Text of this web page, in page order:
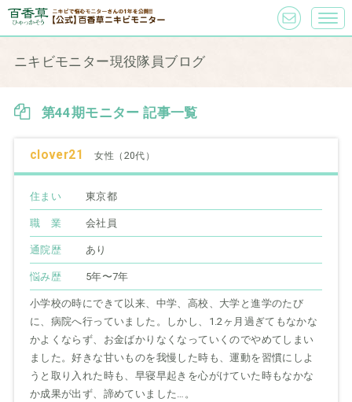
ニキビモニター現役隊員ブログ
第44期モニター 記事一覧
clover21 女性（20代）
住まい 東京都
職 業 会社員
通院歴 あり
悩み歴 5年〜7年
小学校の時にできて以来、中学、高校、大学と進学のたび
に、病院へ行っていました。しかし、1.2ヶ月過ぎてもなかな
かよくならず、お金ばかりなくなっていくのでやめてしまい
ました。好きな甘いものを我慢した時も、運動を習慣にしよ
うと取り入れた時も、早寝早起きを心がけていた時もなかな
か成果が出ず、諦めていました…。